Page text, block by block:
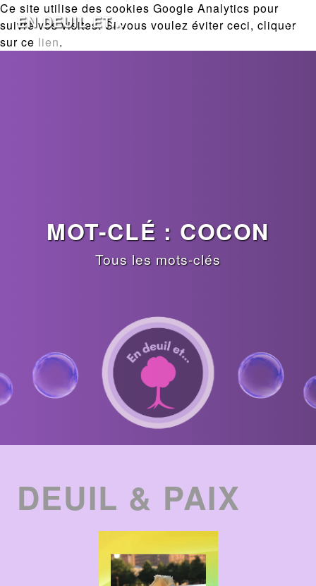
Ce site utilise des cookies Google Analytics pour
suivre vos visites. Si vous voulez éviter ceci, cliquer
sur ce lien.
EN DEUIL ET...
MOT-CLÉ : COCON
Tous les mots-clés
DEUIL & PAIX